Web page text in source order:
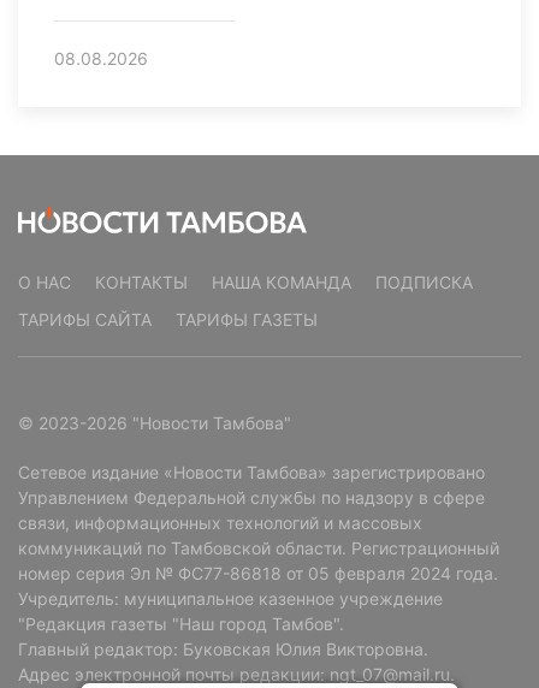
08.08.2026
О НАС КОНТАКТЫ НАША КОМАНДА
ПОДПИСКА
ТАРИФЫ САЙТА
ТАРИФЫ ГАЗЕТЫ
© 2023-2026 "Новости Тамбова"
Сетевое издание «Новости Тамбова» зарегистрировано
Управлением Федеральной службы по надзору в сфере
связи, информационных технологий и массовых
коммуникаций по Тамбовской области. Регистрационный
номер серия Эл № ФС77-86818 от 05 февраля 2024 года.
Учредитель: муниципальное казенное учреждение
"Редакция газеты "Наш город Тамбов".
Главный редактор: Буковская Юлия Викторовна.
Адрес электронной почты редакции: ngt_07@mail.ru.